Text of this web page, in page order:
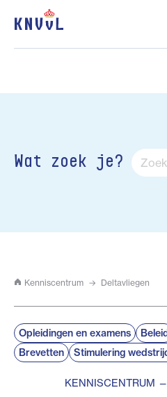
Wat zoek je?
Kenniscentrum Deltavliegen
Opleidingen en examens
Brevetten
Stimulering
KENNISCENTRUM